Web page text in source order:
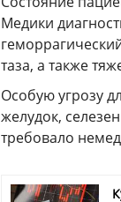
Медики
таза, а также
Особую угрозу
желудок,
требовало